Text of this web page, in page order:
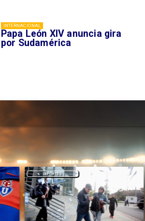
Papa León XIV anuncia gira
por Sudamérica
INTERNACIONAL
DEPORTES